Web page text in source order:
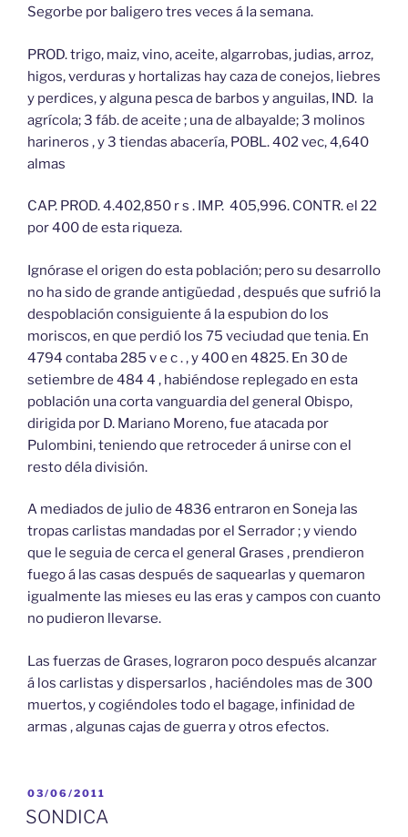
Segorbe por baligero tres veces á la semana.
PROD. trigo, maiz, vino, aceite, algarrobas, judias, arroz,
higos, verduras y hortalizas hay caza de conejos, liebres
y perdices, y alguna pesca de barbos y anguilas, IND. la
agrícola; 3 fáb. de aceite ; una de albayalde; 3 molinos
harineros , y 3 tiendas abacería, POBL. 402 vec, 4,640
almas
CAP. PROD. 4.402,850 r s . IMP. 405,996. CONTR. el 22
por 400 de esta riqueza.
Ignórase el origen do esta población; pero su desarrollo
no ha sido de grande antigüedad , después que sufrió la
despoblación consiguiente á la espubion do los
moriscos, en que perdió los 75 veciudad que tenia. En
4794 contaba 285 v e c . , y 400 en 4825. En 30 de
setiembre de 484 4 , habiéndose replegado en esta
población una corta vanguardia del general Obispo,
dirigida por D. Mariano Moreno, fue atacada por
Pulombini, teniendo que retroceder á unirse con el
resto déla división.
A mediados de julio de 4836 entraron en Soneja las
tropas carlistas mandadas por el Serrador ; y viendo
que le seguia de cerca el general Grases , prendieron
fuego á las casas después de saquearlas y quemaron
igualmente las mieses eu las eras y campos con cuanto
no pudieron llevarse.
Las fuerzas de Grases, lograron poco después alcanzar
á los carlistas y dispersarlos , haciéndoles mas de 300
muertos, y cogiéndoles todo el bagage, infinidad de
armas , algunas cajas de guerra y otros efectos.
PUBLICADO
EL
03/06/2011
SONDICA